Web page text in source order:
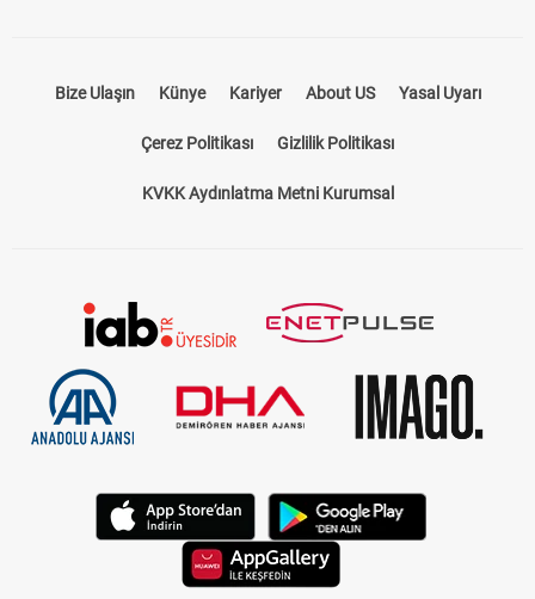
Bize Ulaşın Künye Kariyer About US Yasal Uyarı
Çerez Politikası Gizlilik Politikası
KVKK Aydınlatma Metni Kurumsal